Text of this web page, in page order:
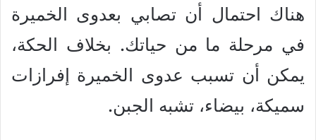
هناك احتمال أن تصابي بعدوى الخميرة
في مرحلة ما من حياتك. بخلاف الحكة،
يمكن أن تسبب عدوى الخميرة إفرازات
سميكة، بيضاء، تشبه الجبن.